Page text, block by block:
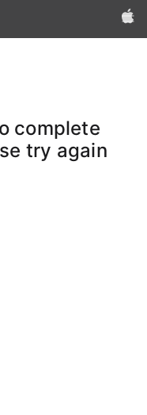
Apple‏
complete
try again